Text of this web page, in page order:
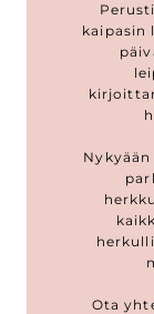
kaipasin
Ota